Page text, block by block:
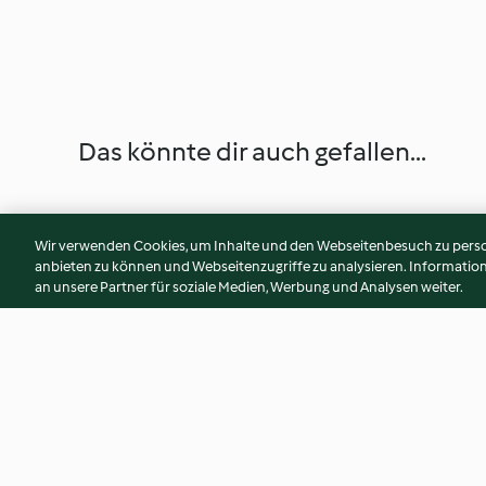
Das könnte dir auch gefallen...
Wir verwenden Cookies, um Inhalte und den Webseitenbesuch zu
anbieten zu können und Webseitenzugriffe zu analysieren.
an unsere Partner für soziale Medien, Werbung und Analysen weiter.